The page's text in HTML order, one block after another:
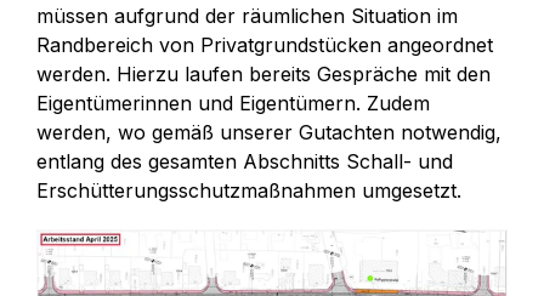
müssen aufgrund der räumlichen Situation im
Randbereich von Privatgrundstücken angeordnet
werden. Hierzu laufen bereits Gespräche mit den
Eigentümerinnen und Eigentümern. Zudem
werden, wo gemäß unserer Gutachten notwendig,
entlang des gesamten Abschnitts Schall- und
Erschütterungsschutzmaßnahmen umgesetzt.